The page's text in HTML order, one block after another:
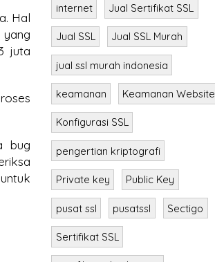
Hal
yang
juta
bug
internet Jual Sertifikat SSL
Jual SSL Jual SSL Murah
jual ssl murah indonesia
keamanan Keamanan Website
Konfigurasi SSL
pengertian kriptografi
Private key Public Key
pusat ssl pusatssl Sectigo
Sertifikat SSL